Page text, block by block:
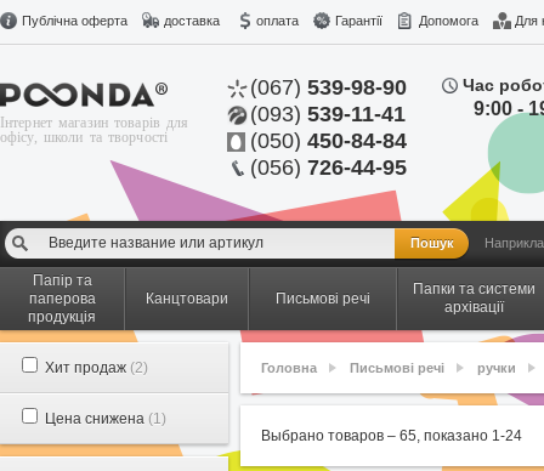
Публічна оферта доставка оплата Гарантії Допомога Для
Інтернет магазин товарів для
офісу, школи та творчості
(067) 539-98-90
(093) 539-11-41
(050) 450-84-84
(056) 726-44-95
Час
9:00 -
Папір та
паперова
продукція
Канцтовари Письмові речі
Папки та системи
архівації
Хит продаж (2)
Цена снижена (1)
Головна Письмові речі ручки
Выбрано товаров – 65, показано 1-24